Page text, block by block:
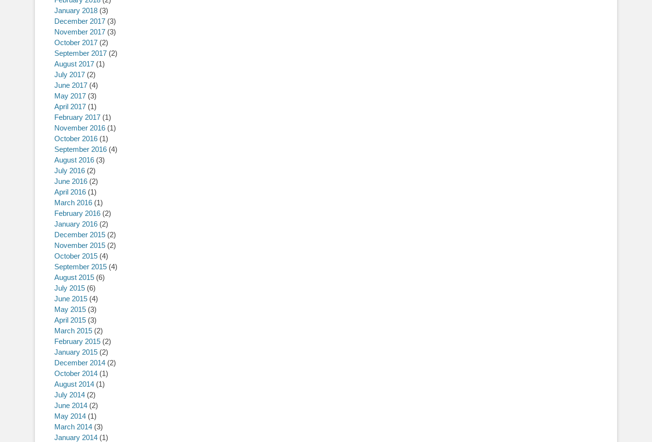
January 2018 (3)
December 2017 (3)
November 2017 (3)
October 2017 (2)
September 2017 (2)
August 2017 (1)
July 2017 (2)
June 2017 (4)
May 2017 (3)
April 2017 (1)
February 2017 (1)
November 2016 (1)
October 2016 (1)
September 2016 (4)
August 2016 (3)
July 2016 (2)
June 2016 (2)
April 2016 (1)
March 2016 (1)
February 2016 (2)
January 2016 (2)
December 2015 (2)
November 2015 (2)
October 2015 (4)
September 2015 (4)
August 2015 (6)
July 2015 (6)
June 2015 (4)
May 2015 (3)
April 2015 (3)
March 2015 (2)
February 2015 (2)
January 2015 (2)
December 2014 (2)
October 2014 (1)
August 2014 (1)
July 2014 (2)
June 2014 (2)
May 2014 (1)
March 2014 (3)
January 2014 (1)